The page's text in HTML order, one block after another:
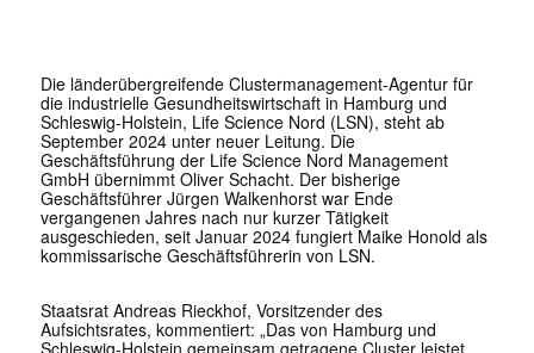
Die länderübergreifende Clustermanagement-Agentur für
die industrielle Gesundheitswirtschaft in Hamburg und
Schleswig-Holstein, Life Science Nord (LSN), steht ab
September 2024 unter neuer Leitung. Die
Geschäftsführung der Life Science Nord Management
GmbH übernimmt Oliver Schacht. Der bisherige
Geschäftsführer Jürgen Walkenhorst war Ende
vergangenen Jahres nach nur kurzer Tätigkeit
ausgeschieden, seit Januar 2024 fungiert Maike Honold als
kommissarische Geschäftsführerin von LSN.
Staatsrat Andreas Rieckhof, Vorsitzender des
Aufsichtsrates, kommentiert: „Das von Hamburg und
Schleswig-Holstein gemeinsam getragene Cluster leistet